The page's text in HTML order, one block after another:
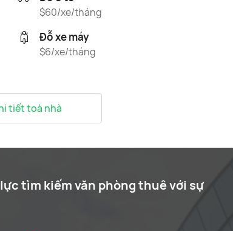
$60/xe/tháng
Đỗ xe máy
$6/xe/tháng
tiết toà nhà
tìm kiếm văn phòng thuê với sự